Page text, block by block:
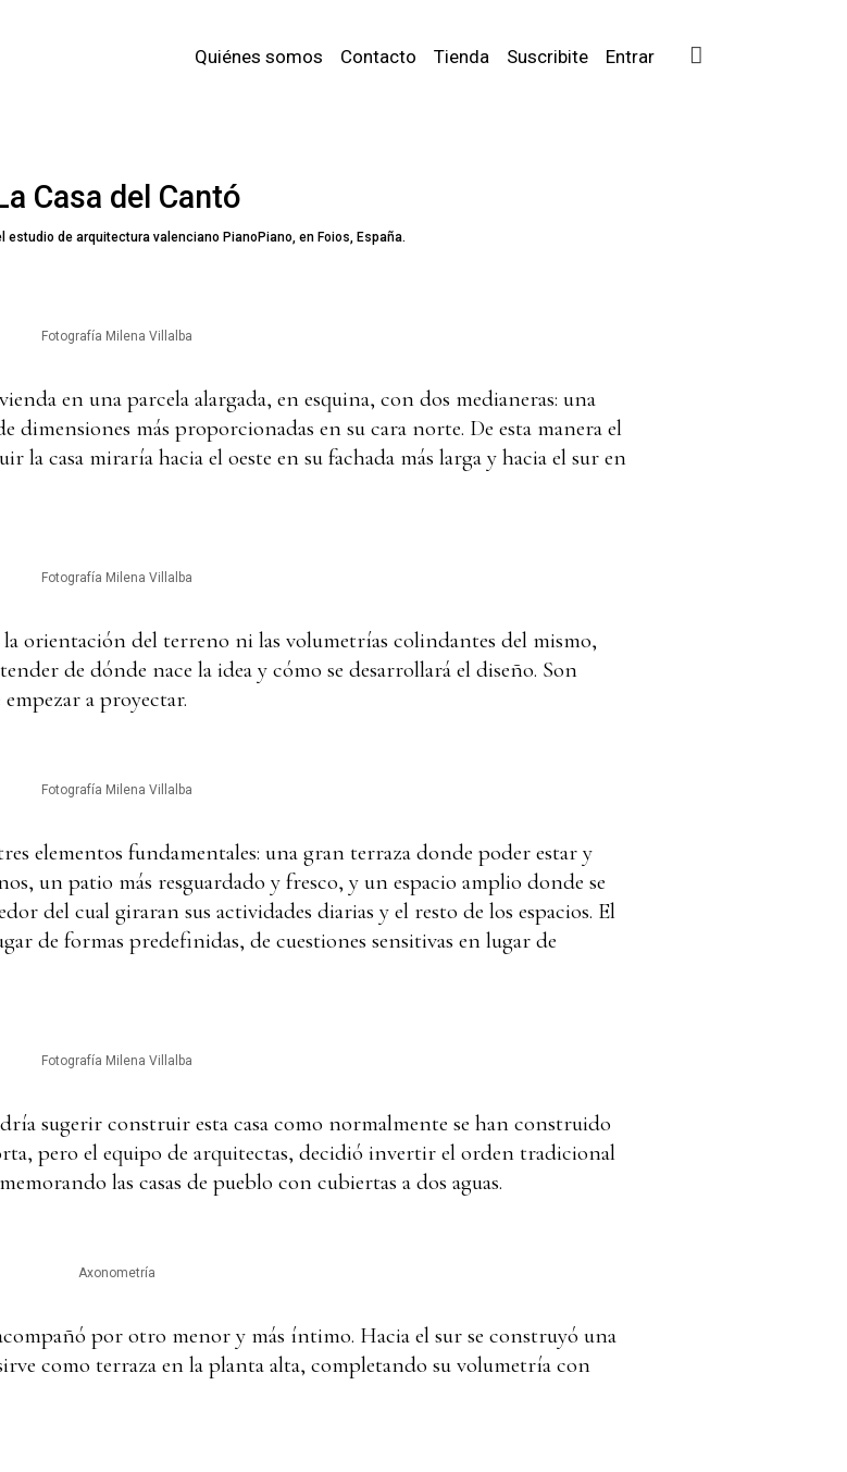
Quiénes somos Contacto Tienda Suscribite Entrar
Casa del Cantó
estudio de arquitectura valenciano PianoPiano, en Foios, España.
Fotografía Milena Villalba
en una parcela alargada, en esquina, con dos medianeras: una
dimensiones más proporcionadas en su cara norte. De esta manera el
la casa miraría hacia el oeste en su fachada más larga y hacia el sur en
Fotografía Milena Villalba
orientación del terreno ni las volumetrías colindantes del mismo,
de dónde nace la idea y cómo se desarrollará el diseño. Son
a proyectar.
Fotografía Milena Villalba
elementos fundamentales: una gran terraza donde poder estar y
un patio más resguardado y fresco, y un espacio amplio donde se
del cual giraran sus actividades diarias y el resto de los espacios. El
de formas predefinidas, de cuestiones sensitivas en lugar de
Fotografía Milena Villalba
sugerir construir esta casa como normalmente se han construido
pero el equipo de arquitectas, decidió invertir el orden tradicional
las casas de pueblo con cubiertas a dos aguas.
Axonometría
por otro menor y más íntimo. Hacia el sur se construyó una
como terraza en la planta alta, completando su volumetría con